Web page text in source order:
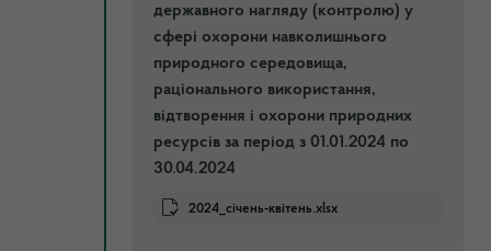
державного нагляду (контролю) у
сфері охорони навколишнього
природного середовища,
раціонального використання,
відтворення і охорони природних
ресурсів за період з 01.01.2024 по
30.04.2024
2024_січень-квітень.xlsx